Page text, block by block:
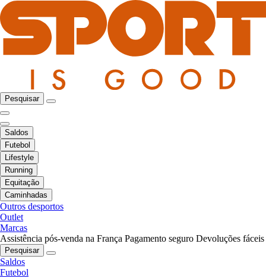
Pesquisar
Saldos
Futebol
Lifestyle
Running
Equitação
Caminhadas
Outros desportos
Outlet
Marcas
Assistência pós-venda na França Pagamento seguro Devoluções fáceis
Pesquisar
Saldos
Futebol